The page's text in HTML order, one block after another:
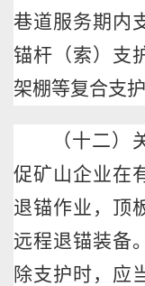
巷道服务期内
锚杆（索）支
架棚等复合支护
（十二
促矿山企业在
退锚作业，顶
远程退锚装备
除支护时，应